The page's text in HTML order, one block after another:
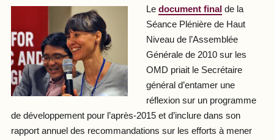
Le document final de la
Séance Plénière de Haut
Niveau de l’Assemblée
Générale de 2010 sur les
OMD priait le Secrétaire
général d’entamer une
réflexion sur un programme
de développement pour l’après-2015 et d’inclure dans son
rapport annuel des recommandations sur les efforts à mener